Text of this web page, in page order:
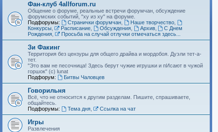
Фан-клуб 4allforum.ru
Общение о форуме, реальные встречи форумчан, обсуждение
форумских событий, "ху из ху" на форуме.
Подфорумы:
Странички форумчан, Наше творчество,
Конкурсы
Расписание, Обсуждения, Архив,
С Днем
Рождения
Просьба на случай отлучки отмечаться здесь...
Зи Факинг
Территория без цензуры для общего драйва и мордобоя. Дуэли тет-а-
тет.
"Это вам не песочница! Здесь берут чужие игрушки и пИсают в чужой
горшок" (с) lunat
Подфорум:
Битвы Чаловцев
Говорильня
Всё, что не относится к другим разделам. Пишите, спрашиваете,
общайтесь.
Подфорумы:
Тема дня, Ссылка на чат
Игры
Развлечения